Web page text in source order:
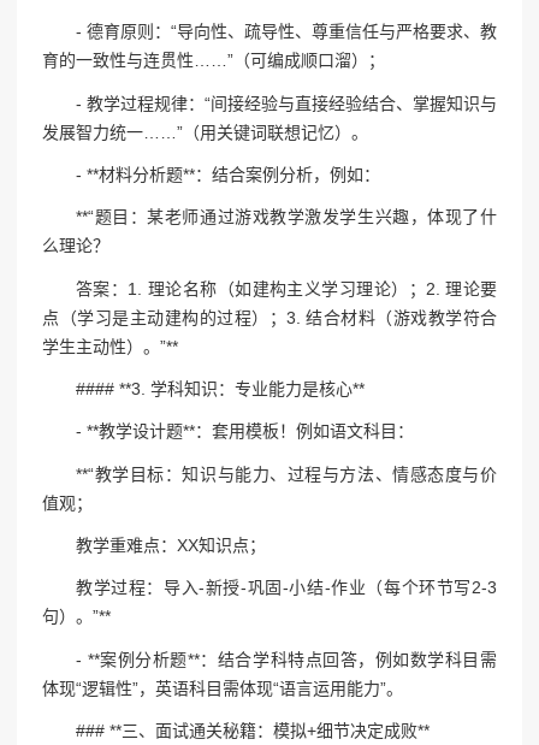
- 德育原则：“导向性、疏导性、尊重信任与严格要求、教
育的一致性与连贯性……”（可编成顺口溜）；
- 教学过程规律：“间接经验与直接经验结合、掌握知识与
发展智力统一……”（用关键词联想记忆）。
- **材料分析题**：结合案例分析，例如：
**“题目：某老师通过游戏教学激发学生兴趣，体现了什
么理论？
答案：1. 理论名称（如建构主义学习理论）；2. 理论要
点（学习是主动建构的过程）；3. 结合材料（游戏教学符合
学生主动性）。”**
#### **3. 学科知识：专业能力是核心**
- **教学设计题**：套用模板！例如语文科目：
**“教学目标：知识与能力、过程与方法、情感态度与价
值观；
教学重难点：XX知识点；
教学过程：导入-新授-巩固-小结-作业（每个环节写2-3
句）。”**
- **案例分析题**：结合学科特点回答，例如数学科目需
体现“逻辑性”，英语科目需体现“语言运用能力”。
### **三、面试通关秘籍：模拟+细节决定成败**